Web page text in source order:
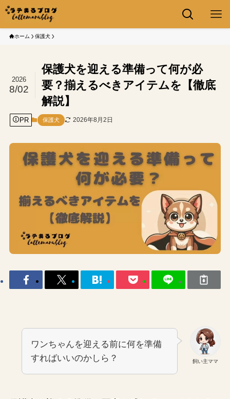
ホーム 保護犬
保護犬を迎える準備って何が必
要？揃えるべきアイテムを【徹底
解説】
2026
8/02
PR 保護犬 2026年8月2日
飼い主ママ
ワンちゃんを迎える前に何を準備
すればいいのかしら？